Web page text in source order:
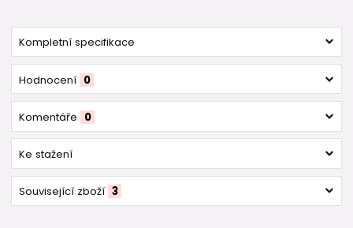
Kompletní specifikace
Hodnocení 0
Komentáře 0
Ke stažení
Související zboží 3